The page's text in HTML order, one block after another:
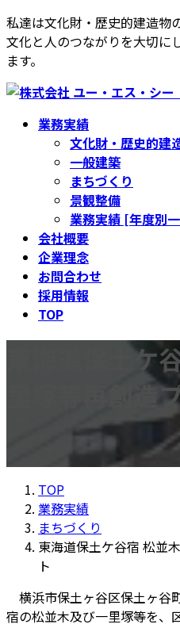
コ
ン
テ
ン
ツ
ナ
ビ
ゲ
ー
シ
私達は文化財・歴史的建造物
文化と人のつながりを大切に
ます。
業務実績
文化財・歴史的建
一般建築
まちづくり
景観整備
業務実績 [年度別
会社概要
企業理念
お問合わせ
採用情報
TOP
東海道保土ケ
里塚等再創造
TOP
業務実績
まちづくり
東海道保土ケ谷宿 松並
ト
横浜市保土ヶ谷区保土ヶ谷
宿の松並木及び一里塚等を、